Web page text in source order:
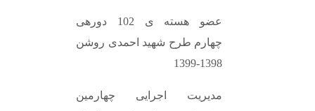
عضو هسته ی 102 دورهی
چهارم طرح شهید احمدی روشن
1398-1399
مدیریت اجرایی چهارمین